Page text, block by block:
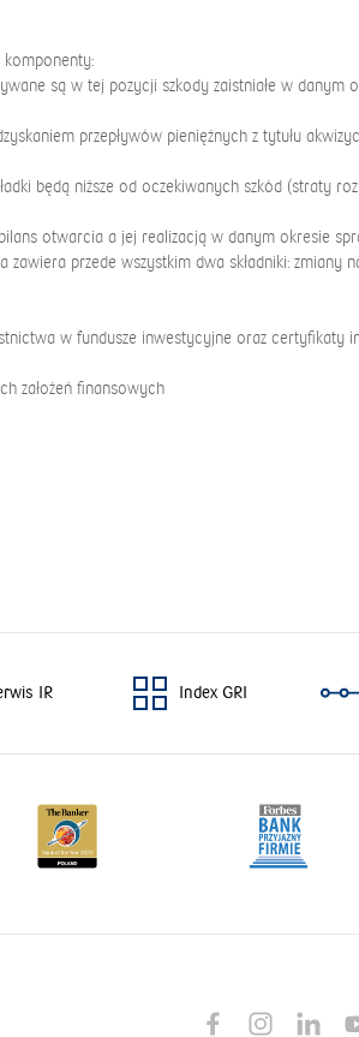
komponenty:
są w tej pozycji szkody zaistniałe w danym
przepływów pieniężnych z tytułu
będą niższe od oczekiwanych szkód (straty
otwarcia a jej realizacją w danym okresie
przede wszystkim dwa składniki: zmiany
w fundusze inwestycyjne oraz certyfikaty
założeń finansowych
IR Index GRI